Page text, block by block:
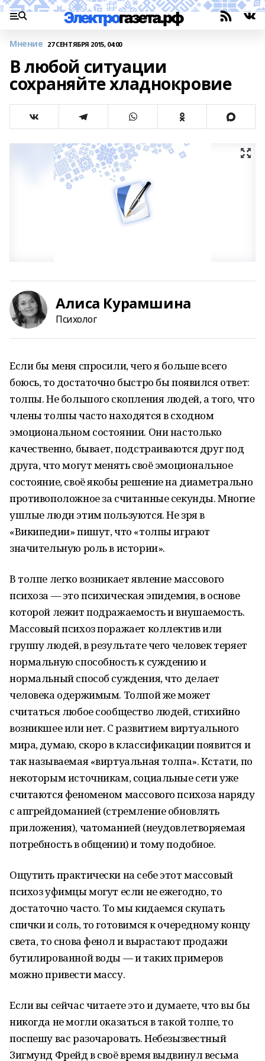
Мнение 27 СЕНТЯБРЯ 2015, 04:00
В любой ситуации
сохраняйте хладнокровие
Алиса Курамшина
Психолог
Если бы меня спросили, чего я больше всего
боюсь, то достаточно быстро бы появился ответ:
толпы. Не большого скопления людей, а того, что
члены толпы часто находятся в сходном
эмоциональном состоянии. Они настолько
качественно, бывает, подстраиваются друг под
друга, что могут менять своё эмоциональное
состояние, своё якобы решение на диаметрально
противоположное за считанные секунды. Многие
ушлые люди этим пользуются. Не зря в
«Википедии» пишут, что «толпы играют
значительную роль в истории».
В толпе легко возникает явление массового
психоза — это психическая эпидемия, в основе
которой лежит подражаемость и внушаемость.
Массовый психоз поражает коллектив или
группу людей, в результате чего человек теряет
нормальную способность к суждению и
нормальный способ суждения, что делает
человека одержимым. Толпой же может
считаться любое сообщество людей, стихийно
возникшее или нет. С развитием виртуального
мира, думаю, скоро в классификации появится и
так называемая «виртуальная толпа». Кстати, по
некоторым источникам, социальные сети уже
считаются феноменом массового психоза наряду
с апгрейдоманией (стремление обновлять
приложения), чатоманией (неудовлетворяемая
потребность в общении) и тому подобное.
Ощутить практически на себе этот массовый
психоз уфимцы могут если не ежегодно, то
достаточно часто. То мы кидаемся скупать
спички и соль, то готовимся к очередному концу
света, то снова фенол и вырастают продажи
бутилированной воды — и таких примеров
можно привести массу.
Если вы сейчас читаете это и думаете, что вы бы
никогда не могли оказаться в такой толпе, то
поспешу вас разочаровать. Небезызвестный
Зигмунд Фрейд в своё время выдвинул весьма